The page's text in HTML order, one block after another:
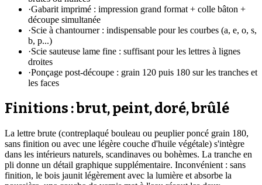
·Gabarit imprimé : impression grand format + colle bâton +
découpe simultanée
·Scie à chantourner : indispensable pour les courbes (a, e, o, s,
b, p...)
·Scie sauteuse lame fine : suffisant pour les lettres à lignes
droites
·Ponçage post-découpe : grain 120 puis 180 sur les tranches et
les faces
Finitions : brut, peint, doré, brûlé
La lettre brute (contreplaqué bouleau ou peuplier poncé grain 180,
sans finition ou avec une légère couche d'huile végétale) s'intègre
dans les intérieurs naturels, scandinaves ou bohèmes. La tranche en
pli donne un détail graphique supplémentaire. Inconvénient : sans
finition, le bois jaunit légèrement avec la lumière et absorbe la